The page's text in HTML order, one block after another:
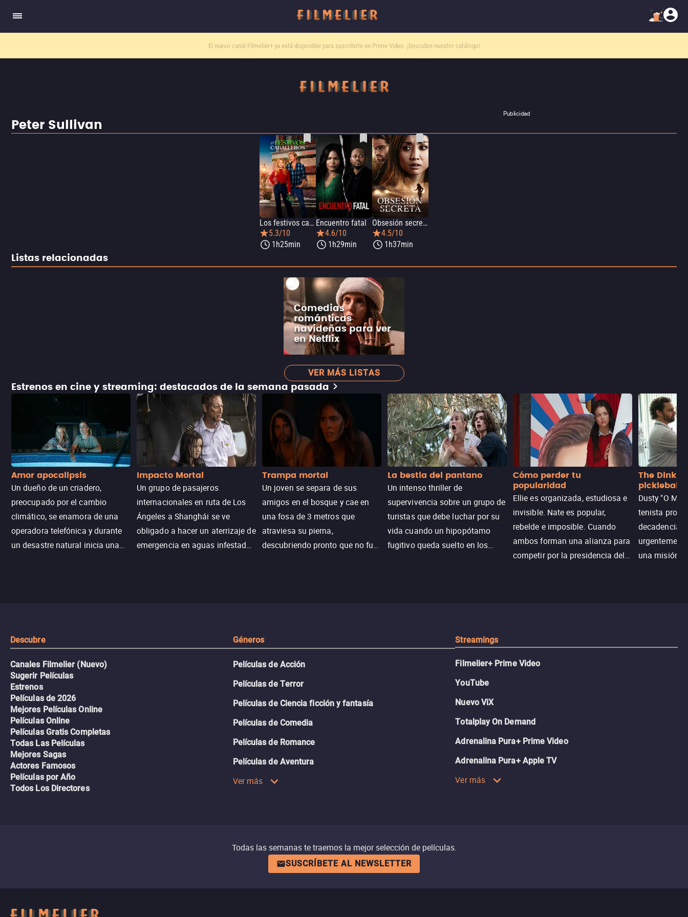
El nuevo canal Filmelier+ya está disponible para suscribirte en Prime Video. ¡Descubre nuestro catálogo!
Publicidad
Peter Sullivan
Los festivos caballeros
5.3/10
1h25min
Encuentro fatal
4.6/10
1h29min
Obsesión secreta
4.5/10
1h37min
Listas relacionadas
Comedias
románticas
navideñas para ver
en Netflix
VER MÁS LISTAS
Estrenos en cine y streaming: destacados de la semana pasada
Amor apocalipsis
Un dueño de un criadero,
preocupado por el cambio
climático, se enamora de una
operadora telefónica y durante
un desastre natural inicia una
Impacto Mortal
Un grupo de pasajeros
internacionales en ruta de Los
Ángeles a Shanghái se ve
obligado a hacer un aterrizaje de
emergencia en aguas infestadas
Trampa mortal
Un joven se separa de sus
amigos en el bosque y cae en
una fosa de 3 metros que
atraviesa su pierna,
descubriendo pronto que no fue
La bestia del pantano
Un intenso thriller de
supervivencia sobre un grupo de
turistas que debe luchar por su
vida cuando un hipopótamo
fugitivo queda suelto en los
Cómo perder tu
popularidad
Ellie es organizada, estudiosa e
invisible. Nate es popular,
rebelde e imposible. Cuando
ambos forman una alianza para
competir por la presidencia del
The Dink:
pickleball
Dusty "O
tenista
decadencia,
una misión
Descubre
Canales Filmelier (Nuevo)
Sugerir Películas
Estrenos
Películas de 2026
Mejores Películas Online
Películas Online
Películas Gratis Completas
Todas Las Películas
Mejores Sagas
Actores Famosos
Películas por Año
Todos Los Directores
Géneros
Películas de Acción
Películas de Terror
Películas de Ciencia ficción y fantasía
Películas de Comedia
Películas de Romance
Películas de Aventura
Ver más
Streamings
Filmelier+ Prime Video
YouTube
Nuevo ViX
Totalplay On Demand
Adrenalina Pura+ Prime Video
Adrenalina Pura+ Apple TV
Ver más
Todas las semanas te traemos la mejor selección de películas.
SUSCRÍBETE AL NEWSLETTER